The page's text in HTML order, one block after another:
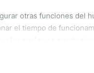
otras funciones del
el tiempo de